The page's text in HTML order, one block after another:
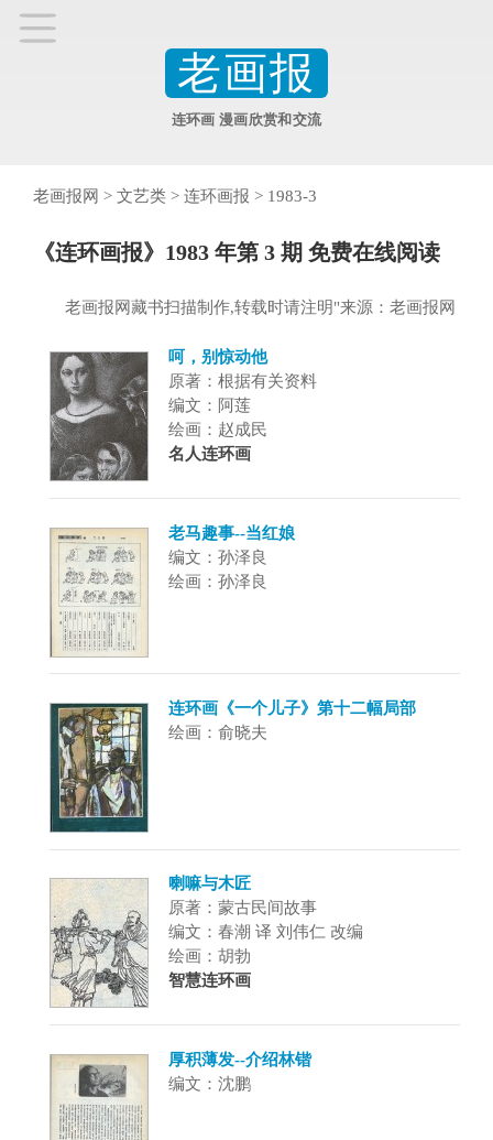
老画报
连环画 漫画欣赏和交流
老画报网 > 文艺类 > 连环画报 > 1983-3
《连环画报》1983 年第 3 期 免费在线阅读
老画报网藏书扫描制作,转载时请注明"来源：老画报网
呵，别惊动他
原著：根据有关资料
编文：阿莲
绘画：赵成民
名人连环画
老马趣事--当红娘
编文：孙泽良
绘画：孙泽良
连环画《一个儿子》第十二幅局部
绘画：俞晓夫
喇嘛与木匠
原著：蒙古民间故事
编文：春潮 译 刘伟仁 改编
绘画：胡勃
智慧连环画
厚积薄发--介绍林锴
编文：沈鹏